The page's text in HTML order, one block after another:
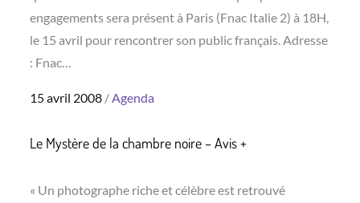
engagements sera présent à Paris (Fnac Italie 2) à 18H,
le 15 avril pour rencontrer son public français. Adresse
: Fnac…
Posted
15 avril 2008 Agenda
Le Mystère de la chambre noire – Avis +
« Un photographe riche et célèbre est retrouvé